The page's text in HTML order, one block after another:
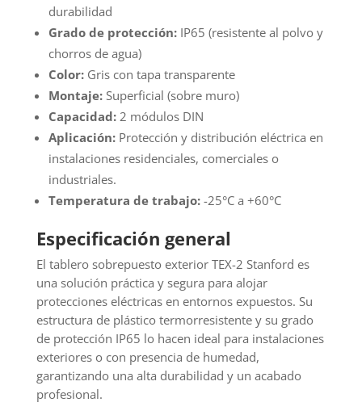
durabilidad
Grado de protección:IP65 (resistente al polvo y
chorros de agua)
Color:Gris con tapa transparente
Montaje:Superficial (sobre muro)
Capacidad:2 módulos DIN
Aplicación:Protección y distribución eléctrica en
instalaciones residenciales, comerciales o
industriales.
Temperatura de trabajo:-25°C a +60°C
Especificación general
El tablero sobrepuesto exterior TEX-2 Stanford es
una solución práctica y segura para alojar
protecciones eléctricas en entornos expuestos. Su
estructura de plástico termorresistente y su grado
de protección IP65 lo hacen ideal para instalaciones
exteriores o con presencia de humedad,
garantizando una alta durabilidad y un acabado
profesional.